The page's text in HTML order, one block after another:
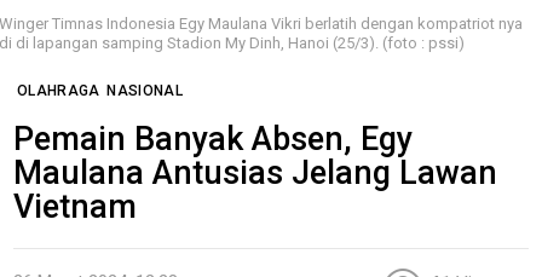
Winger Timnas Indonesia Egy Maulana Vikri berlatih dengan kompatriot nya
di di lapangan samping Stadion My Dinh, Hanoi (25/3). (foto : pssi)
OLAHRAGA NASIONAL
Pemain Banyak Absen, Egy
Maulana Antusias Jelang Lawan
Vietnam